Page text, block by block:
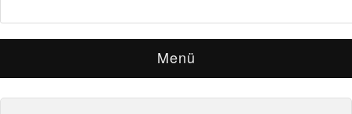
Menü